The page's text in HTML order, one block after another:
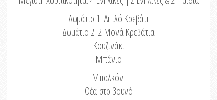
Δωμάτιο 1: Διπλό Κρεβάτι
Δωμάτιο 2: 2 Μονά Κρεβάτια
Κουζινάκι
Μπάνιο
Μπαλκόνι
Θέα στο βουνό